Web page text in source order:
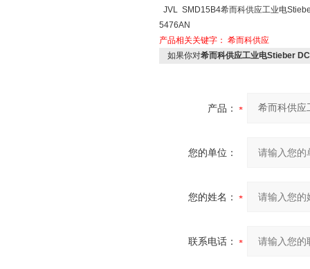
JVL SMD15B4希而科供应工业电
5476AN
产品相关关键字： 希而科供应
如果你对希而科供应工业电Stieber
产品：
您的单位：
您的姓名：
联系电话：